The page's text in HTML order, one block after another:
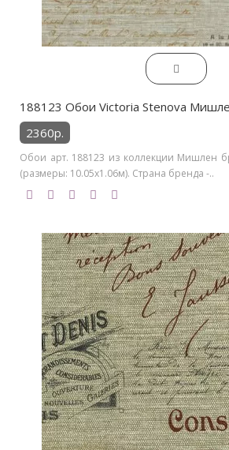
188123 Обои Victoria Stenova
2360р.
Обои арт. 188123 из коллекции Мишлен
(размеры: 10.05х1.06м). Страна бренда -..